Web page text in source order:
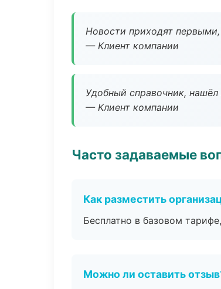
Новости приходят
— Клиент компании
Удобный справочник,
— Клиент компании
Часто задаваемые
Как разместить
Бесплатно в базовом
Можно ли оставить